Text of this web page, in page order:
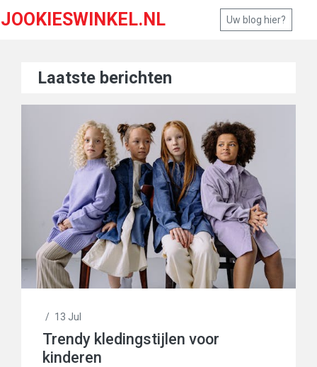
JOOKIESWINKEL.NL Uw blog hier?
Laatste berichten
/ 13 Jul
Trendy kledingstijlen voor
kinderen